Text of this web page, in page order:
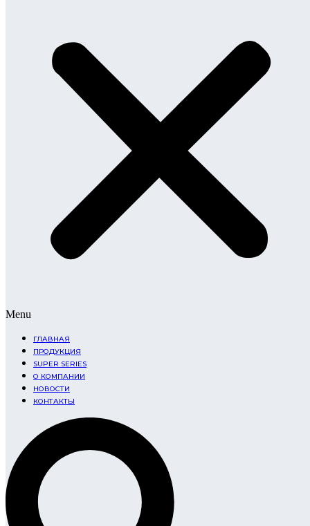
Menu
ГЛАВНАЯ
ПРОДУКЦИЯ
SUPER SERIES
О КОМПАНИИ
НОВОСТИ
КОНТАКТЫ